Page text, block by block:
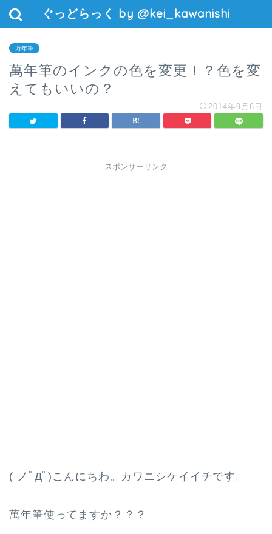
ぐっどらっく by @kei_kawanishi
万年筆
萬年筆のインクの色を変更！？色を変
えてもいいの？
2014年9月6日
スポンサーリンク
( ノﾟДﾟ)こんにちわ。カワニシケイイチです。
萬年筆使ってますか？？？